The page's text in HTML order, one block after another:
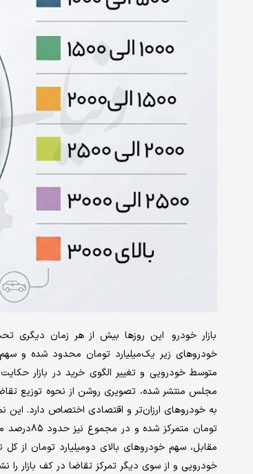
بازار خودرو این روزها بیش از هر زمان دیگری
خودروهای زیر یک‌میلیارد تومان محدود شده و
متوسط خودرویی و تغییر الگوی خرید در بازار
مجلس منتشر شده، تصویری روشن از نحوه توزیع
تومان
مقابل، سهم خودروهای بالای دو‌میلیارد تومان
خودرویی و از سوی دیگر تمرکز تقاضا در کف بازار را